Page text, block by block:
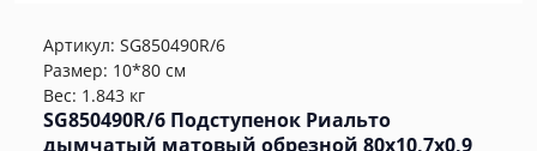
Артикул: SG850490R/6
Размер: 10*80 см
Вес: 1.843 кг
SG850490R/6 Подступенок Риальто
дымчатый матовый обрезной 80x10,7x0,9